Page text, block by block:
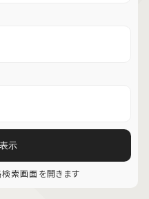
示
索画面を開きます